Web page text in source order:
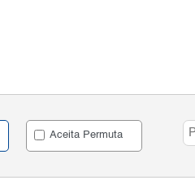
Aceita Permuta